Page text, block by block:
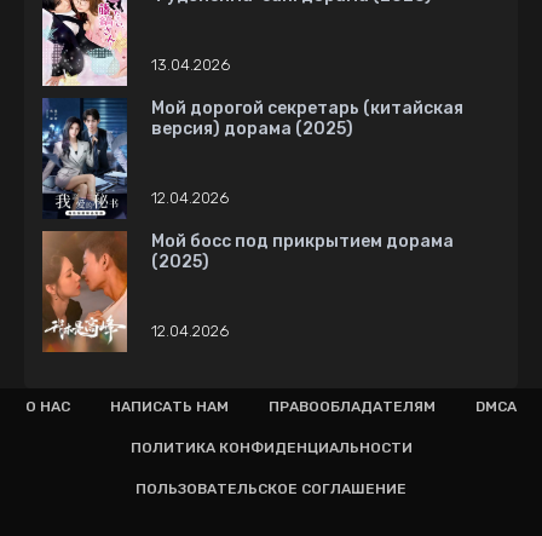
13.04.2026
Мой дорогой секретарь (китайская
версия) дорама (2025)
12.04.2026
Мой босс под прикрытием дорама
(2025)
12.04.2026
О НАС НАПИСАТЬ НАМ ПРАВООБЛАДАТЕЛЯМ DMCA
ПОЛИТИКА КОНФИДЕНЦИАЛЬНОСТИ
ПОЛЬЗОВАТЕЛЬСКОЕ СОГЛАШЕНИЕ